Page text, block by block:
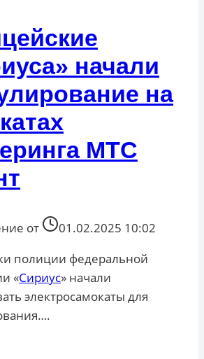
начали
на
МТС
от
01.02.2025 10:02
полиции федеральной
«Сириус» начали
электросамокаты для